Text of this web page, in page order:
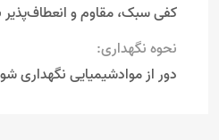
کفی سبک، مقاوم و
نحوه نگهداری:
دور از موادشیمیایی نگهداری